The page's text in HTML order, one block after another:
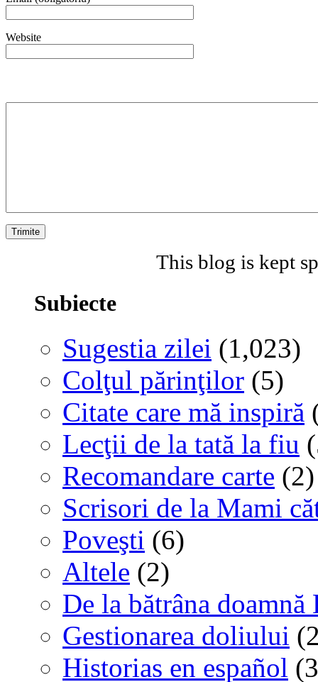
Website
This blog is kept
Subiecte
Sugestia zilei (1,023)
Colţul părinţilor (5)
Citate care mă inspiră
Lecţii de la tată la fiu
Recomandare carte (2)
Scrisori de la Mami
Poveşti (6)
Altele (2)
De la bătrâna
Gestionarea doliului
Historias en español